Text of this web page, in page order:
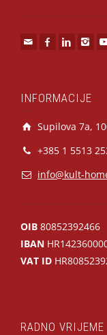
INFORMACIJE
Supilova 7a,
+385 1 5513
info@kult-
OIB 80852392466
IBAN
VAT ID
RADNO VRIJEME